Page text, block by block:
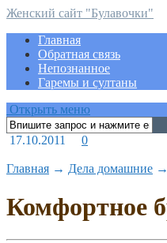
Женский сайт "Булавочки"
Главная
Обратная связь
Непознанное
Гаремы и султаны
Открыть меню
17.10.2011 0
Главная → Дела домашние →
Комфортное